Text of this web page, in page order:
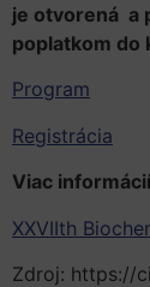
je otvorená a
poplatkom do
Program
Registrácia
Viac
XXVIIth
Zdroj: https://